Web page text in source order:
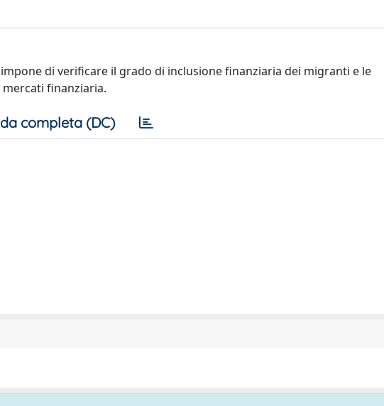
di verificare il grado di inclusione finanziaria dei migranti e le
finanziaria.
completa (DC)